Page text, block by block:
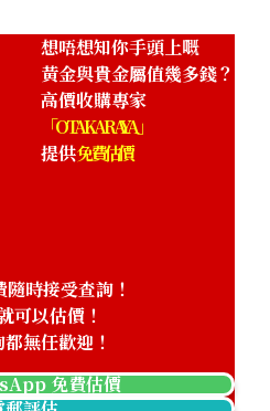
想唔想知你手頭上嘅
黃金與貴金屬值幾多錢？
高價收購專家
「OTAKARAYA」
提供免費估價
時接受查詢！
可以估價！
無任歡迎！
免費估價